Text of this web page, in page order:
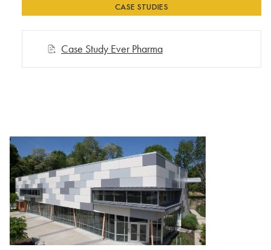
CASE STUDIES
Case Study Ever Pharma